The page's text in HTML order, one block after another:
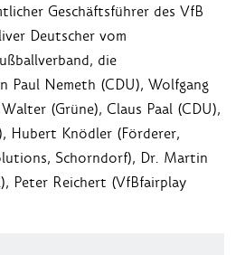
Geschäftsführer des VfB
Deutscher vom
die
Paul Nemeth (CDU), Wolfgang
(Grüne), Claus Paal (CDU),
Hubert Knödler (Förderer,
Schorndorf), Dr. Martin
Peter Reichert (VfBfairplay